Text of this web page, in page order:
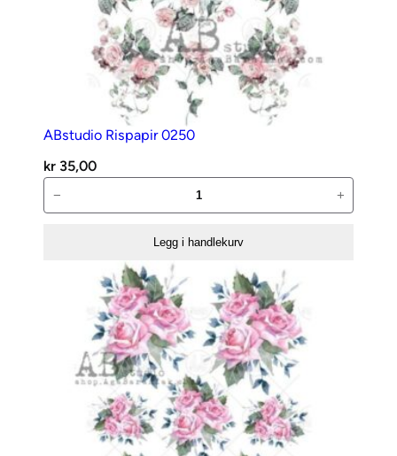
ABstudio Rispapir 0250
kr 35,00
Rispapir
− +
Legg i handlekurv